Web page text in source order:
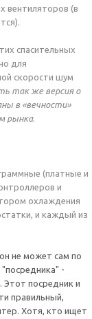
вентиляторов (в
спасительных
для
скорости шум
так же версия о
в «вечности»
рынка.
(платные и
и
охлаждения
и каждый из
не может сам по
-
Этот посредник и
правильный,
Хотя, кто ищет